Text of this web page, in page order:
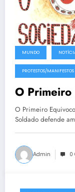
MUNDO
PROTESTOS/MANIFESTOS
O
O Primeiro
Soldado defende
Admin 0